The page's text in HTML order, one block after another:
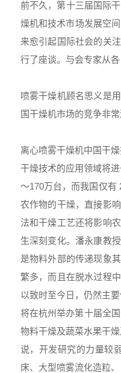
前不久，第十三届国际
燥机和技术市场发展空
来愈引起国际社会的关
行了座谈。与会专家从
喷雾干燥机顾名思义是
国干燥机市场的竞争非
离心喷雾干燥机中国干
干燥技术的应用领域将
～170万台，而我国仅有
农作物的干燥，直接影
法和干燥工艺还将影响
生深刻变化。潘永康教
是物料外部的传递现象
繁多，而且在脱水过程
以致时至今日，仍然主
将在杭州举办第十届全
物料干燥及蔬菜水果干
说，开发研究的力量较
床、大型喷雾流化造粒